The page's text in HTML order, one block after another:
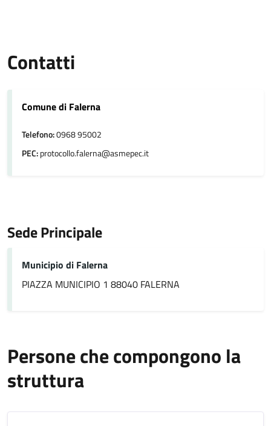
Contatti
Comune di Falerna
Telefono:0968 95002
PEC:protocollo.falerna@asmepec.it
Sede Principale
Municipio di Falerna
PIAZZA MUNICIPIO 1 88040 FALERNA
Persone che compongono la
struttura